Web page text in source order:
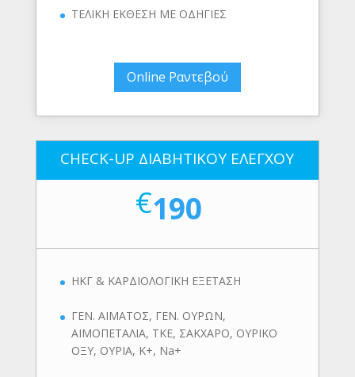
ΤΕΛΙΚΗ ΕΚΘΕΣΗ ΜΕ ΟΔΗΓΙΕΣ
Online Ραντεβού
CHECK-UP ΔΙΑΒΗΤΙΚΟΥ ΕΛΕΓΧΟΥ
€190
ΗΚΓ & ΚΑΡΔΙΟΛΟΓΙΚΗ ΕΞΕΤΑΣΗ
ΓΕΝ. ΑΙΜΑΤΟΣ, ΓΕΝ. ΟΥΡΩΝ,
ΑΙΜΟΠΕΤΑΛΙΑ, ΤΚΕ, ΣΑΚΧΑΡΟ, ΟΥΡΙΚΟ
ΟΞΥ, ΟΥΡΙΑ, K+, Na+